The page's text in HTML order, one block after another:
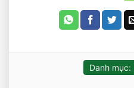
Danh mục: